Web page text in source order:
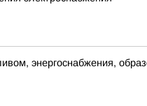
энергоснабжения,